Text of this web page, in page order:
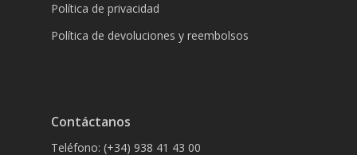
Política de privacidad
Política de devoluciones y reembolsos
Contáctanos
Teléfono: (+34) 938 41 43 00